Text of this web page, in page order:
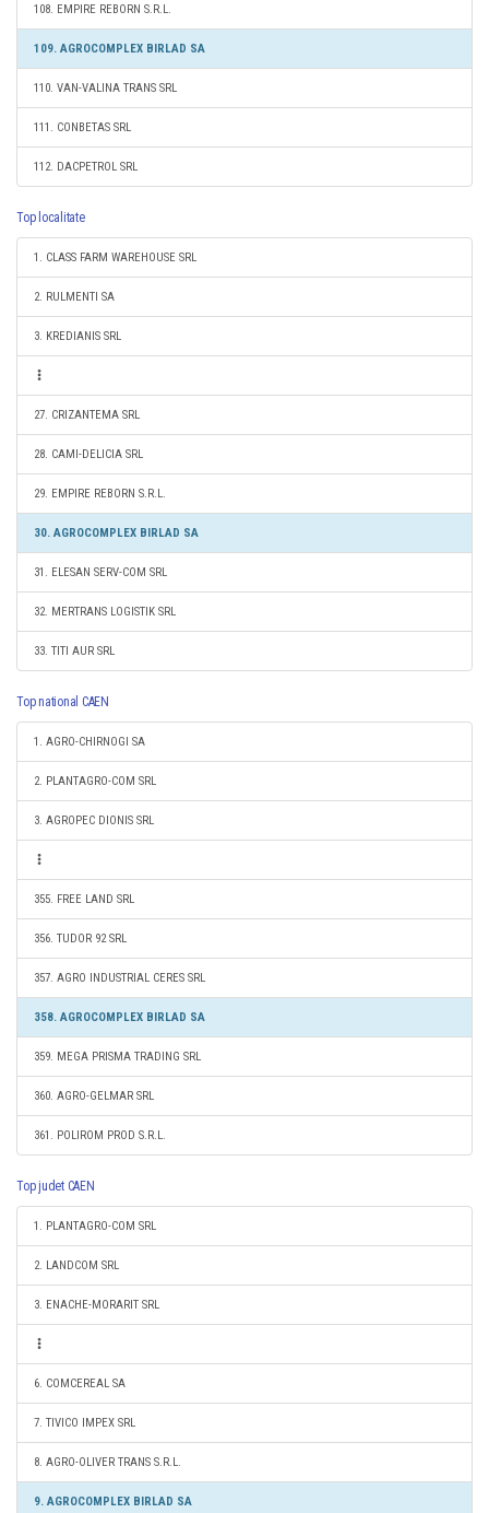
108. EMPIRE REBORN S.R.L.
109. AGROCOMPLEX BIRLAD SA
110. VAN-VALINA TRANS SRL
111. CONBETAS SRL
112. DACPETROL SRL
Top localitate
1. CLASS FARM WAREHOUSE SRL
2. RULMENTI SA
3. KREDIANIS SRL
27. CRIZANTEMA SRL
28. CAMI-DELICIA SRL
29. EMPIRE REBORN S.R.L.
30. AGROCOMPLEX BIRLAD SA
31. ELESAN SERV-COM SRL
32. MERTRANS LOGISTIK SRL
33. TITI AUR SRL
Top national CAEN
1. AGRO-CHIRNOGI SA
2. PLANTAGRO-COM SRL
3. AGROPEC DIONIS SRL
355. FREE LAND SRL
356. TUDOR 92 SRL
357. AGRO INDUSTRIAL CERES SRL
358. AGROCOMPLEX BIRLAD SA
359. MEGA PRISMA TRADING SRL
360. AGRO-GELMAR SRL
361. POLIROM PROD S.R.L.
Top judet CAEN
1. PLANTAGRO-COM SRL
2. LANDCOM SRL
3. ENACHE-MORARIT SRL
6. COMCEREAL SA
7. TIVICO IMPEX SRL
8. AGRO-OLIVER TRANS S.R.L.
9. AGROCOMPLEX BIRLAD SA